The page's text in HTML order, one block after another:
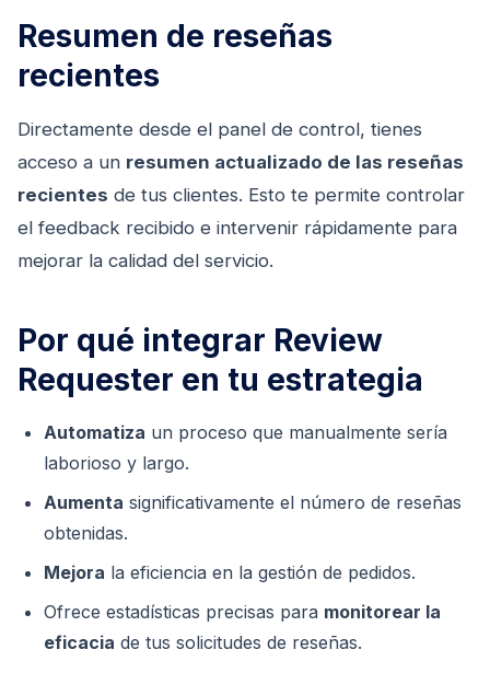
Resumen de reseñas
recientes
Directamente desde el panel de control, tienes
acceso a un resumen actualizado de las reseñas
recientes de tus clientes. Esto te permite controlar
el feedback recibido e intervenir rápidamente para
mejorar la calidad del servicio.
Por qué integrar Review
Requester en tu estrategia
Automatiza un proceso que manualmente sería
laborioso y largo.
Aumenta significativamente el número de reseñas
obtenidas.
Mejora la eficiencia en la gestión de pedidos.
Ofrece estadísticas precisas para monitorear la
eficacia de tus solicitudes de reseñas.